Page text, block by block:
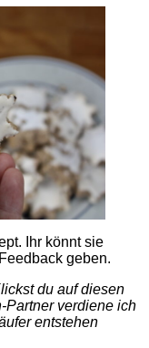
Ihr könnt sie
geben.
du auf diesen
Partner verdiene ich
entstehen